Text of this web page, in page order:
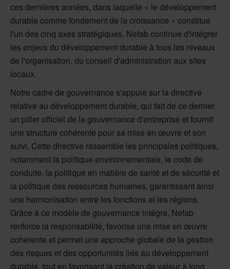
ces dernières années, dans laquelle « le développement
durable comme fondement de la croissance » constitue
l'un des cinq axes stratégiques, Nefab continue d'intégrer
les enjeux du développement durable à tous les niveaux
de l'organisation, du conseil d'administration aux sites
locaux.
Notre cadre de gouvernance s'appuie sur la directive
relative au développement durable, qui fait de ce dernier
un pilier officiel de la gouvernance d'entreprise et fournit
une structure cohérente pour sa mise en œuvre et son
suivi. Cette directive rassemble les principales politiques,
notamment la politique environnementale, le code de
conduite, la politique en matière de santé et de sécurité et
la politique des ressources humaines, garantissant ainsi
une harmonisation entre les fonctions et les régions.
Grâce à ce modèle de gouvernance intégré, Nefab
renforce la responsabilité, favorise une mise en œuvre
cohérente et permet une approche globale de la gestion
des risques et des opportunités liés au développement
durable, tout en favorisant la création de valeur à long